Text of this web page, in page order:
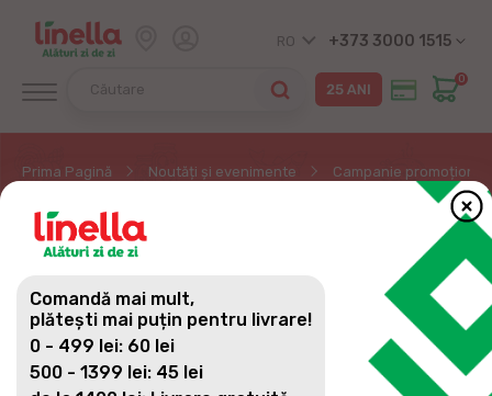
RO +373 3000 1515
0
Prima Pagină Noutăți și evenimente Campanie
CAMPANIE
LINELLA. ZI DE ZI
ADUNĂM MOLDOVA LA
Comandă mai mult,
plătești mai puțin pentru livrare!
0 - 499 lei: 60 lei
500 - 1399 lei: 45 lei